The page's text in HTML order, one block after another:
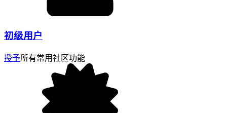
初级用户
授予所有常用社区功能